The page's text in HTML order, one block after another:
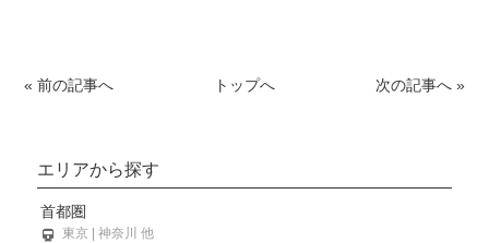
« 前の記事へ トップへ 次の記事へ »
エリアから探す
首都圏
東京 | 神奈川 他